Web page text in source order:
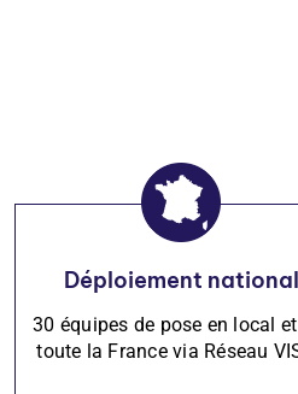
Déploiement national
30 équipes de pose en local
toute la France via Réseau